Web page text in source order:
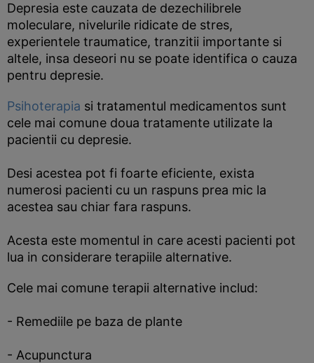
Depresia este cauzata de dezechilibrele
moleculare, nivelurile ridicate de stres,
experientele traumatice, tranzitii importante si
altele, insa deseori nu se poate identifica o cauza
pentru depresie.
Psihoterapia si tratamentul medicamentos sunt
cele mai comune doua tratamente utilizate la
pacientii cu depresie.
Desi acestea pot fi foarte eficiente, exista
numerosi pacienti cu un raspuns prea mic la
acestea sau chiar fara raspuns.
Acesta este momentul in care acesti pacienti pot
lua in considerare terapiile alternative.
Cele mai comune terapii alternative includ:
- Remediile pe baza de plante
- Acupunctura